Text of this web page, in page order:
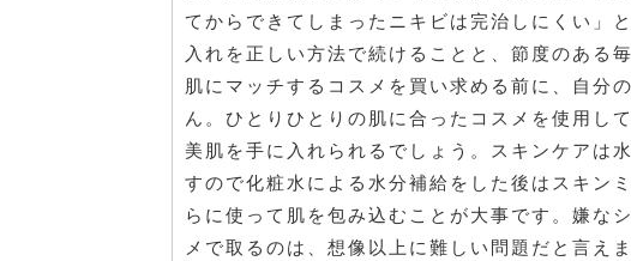
てからできてしまったニキビは完治しにくい」
入れを正しい方法で続けることと、節度のある
肌にマッチするコスメを買い求める前に、自分
ん。ひとりひとりの肌に合ったコスメを使用し
美肌を手に入れられるでしょう。スキンケアは
すので化粧水による水分補給をした後はスキン
らに使って肌を包み込むことが大事です。嫌な
メで取るのは、想像以上に難しい問題だと言え